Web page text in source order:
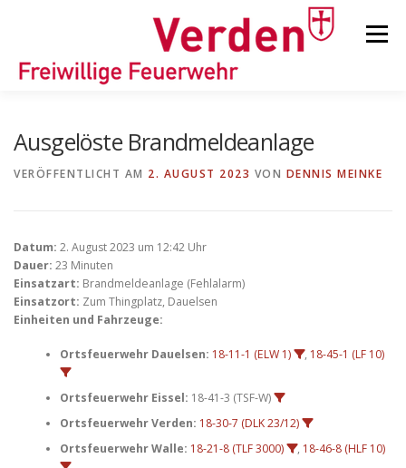
Menü
KINDER-/JUGENDFEUERWEHR
Ausgelöste Brandmeldeanlage
VERÖFFENTLICHT AM 2. AUGUST 2023 VON DENNIS MEINKE
Datum: 2. August 2023 um 12:42 Uhr
Dauer: 23 Minuten
Einsatzart: Brandmeldeanlage (Fehlalarm)
Einsatzort: Zum Thingplatz, Dauelsen
Einheiten und Fahrzeuge:
Ortsfeuerwehr Dauelsen: 18-11-1 (ELW 1) , 18-45-1 (LF 10)
Ortsfeuerwehr Eissel: 18-41-3 (TSF-W)
Ortsfeuerwehr Verden: 18-30-7 (DLK 23/12)
Ortsfeuerwehr Walle: 18-21-8 (TLF 3000) , 18-46-8 (HLF 10)